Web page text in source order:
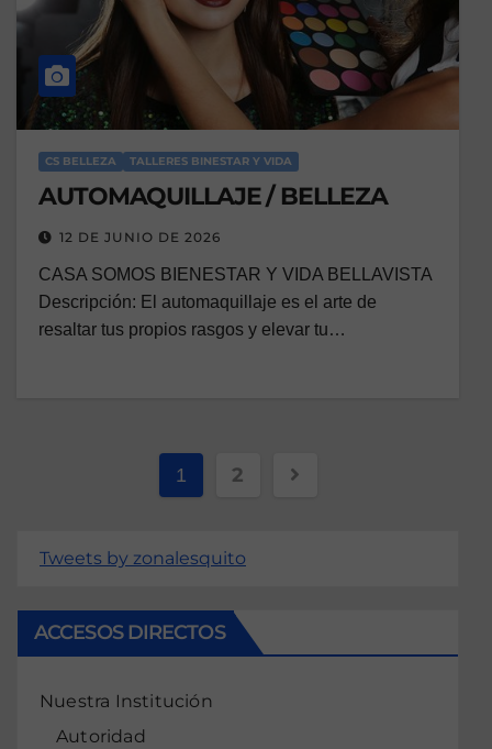
CS BELLEZA TALLERES BINESTAR Y VIDA
AUTOMAQUILLAJE / BELLEZA
12 DE JUNIO DE 2026
CASA SOMOS BIENESTAR Y VIDA BELLAVISTA
Descripción: El automaquillaje es el arte de
resaltar tus propios rasgos y elevar tu…
1 2
Tweets by zonalesquito
ACCESOS DIRECTOS
Nuestra Institución
Autoridad